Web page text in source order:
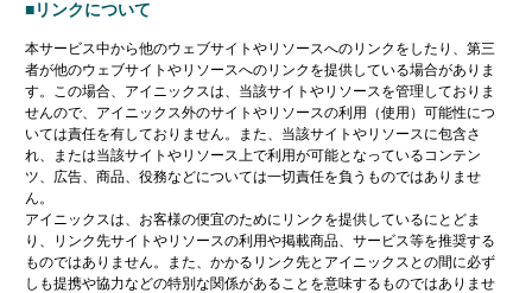
■リンクについて
本サービス中から他のウェブサイトやリソースへのリンクをしたり、第三
者が他のウェブサイトやリソースへのリンクを提供している場合がありま
す。この場合、アイニックスは、当該サイトやリソースを管理しておりま
せんので、アイニックス外のサイトやリソースの利用（使用）可能性につ
いては責任を有しておりません。また、当該サイトやリソースに包含さ
れ、または当該サイトやリソース上で利用が可能となっているコンテン
ツ、広告、商品、役務などについては一切責任を負うものではありませ
ん。
アイニックスは、お客様の便宜のためにリンクを提供しているにとどま
り、リンク先サイトやリソースの利用や掲載商品、サービス等を推奨する
ものではありません。また、かかるリンク先とアイニックスとの間に必ず
しも提携や協力などの特別な関係があることを意味するものではありませ